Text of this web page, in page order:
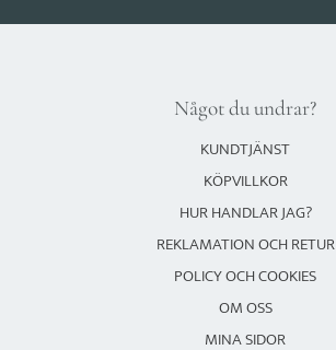
Något du undrar?
KUNDTJÄNST
KÖPVILLKOR
HUR HANDLAR JAG?
REKLAMATION OCH RETUR
POLICY OCH COOKIES
OM OSS
MINA SIDOR